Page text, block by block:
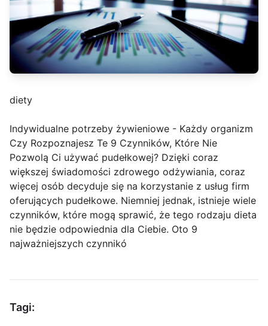
diety
Indywidualne potrzeby żywieniowe - Każdy organizm
Czy Rozpoznajesz Te 9 Czynników, Które Nie
Pozwolą Ci używać pudełkowej? Dzięki coraz
większej świadomości zdrowego odżywiania, coraz
więcej osób decyduje się na korzystanie z usług firm
oferujących pudełkowe. Niemniej jednak, istnieje wiele
czynników, które mogą sprawić, że tego rodzaju dieta
nie będzie odpowiednia dla Ciebie. Oto 9
najważniejszych czynnikó
Tagi: